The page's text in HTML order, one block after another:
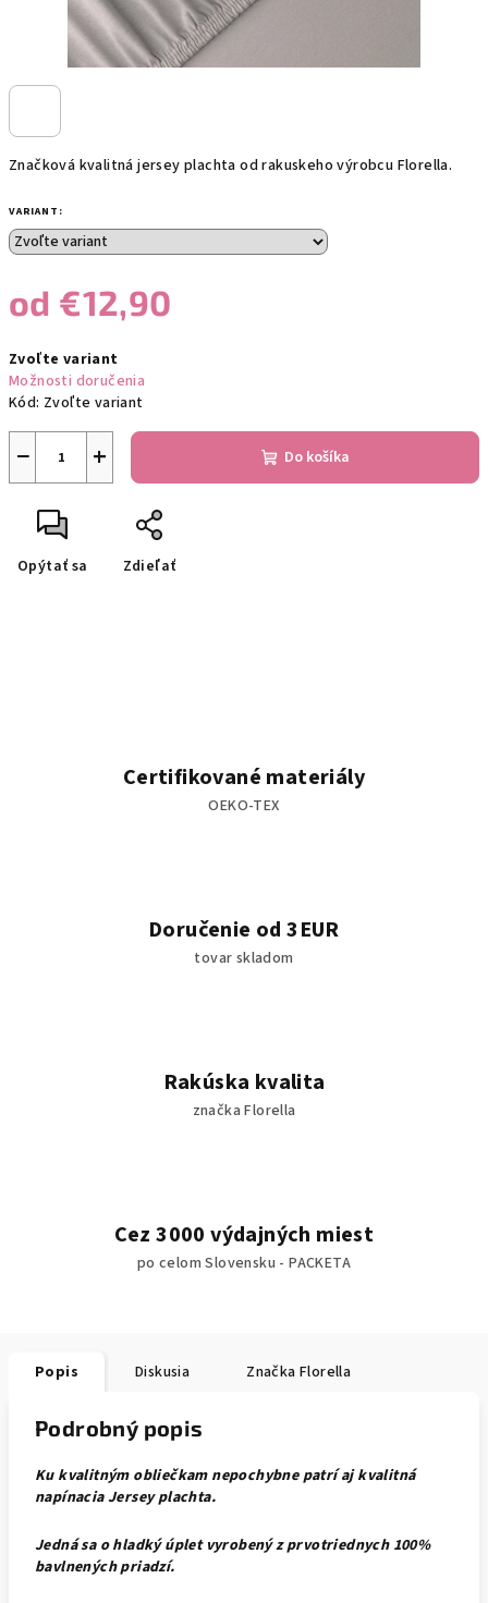
Značková kvalitná jersey plachta od rakuskeho výrobcu Florella.
VARIANT:
od €12,90
cena:
Zvoľte variant
Možnosti doručenia
Kód: Zvoľte variant
+
− Do košíka
Opýtať sa Zdieľať
Certifikované materiály
OEKO-TEX
Doručenie od 3EUR
tovar skladom
Rakúska kvalita
značka Florella
Cez 3000 výdajných miest
po celom Slovensku - PACKETA
Popis Diskusia Značka Florella
Podrobný popis
Ku kvalitným obliečkam nepochybne patrí aj kvalitná
napínacia Jersey plachta.
Jedná sa o hladký úplet vyrobený z prvotriednych 100%
bavlnených priadzí.